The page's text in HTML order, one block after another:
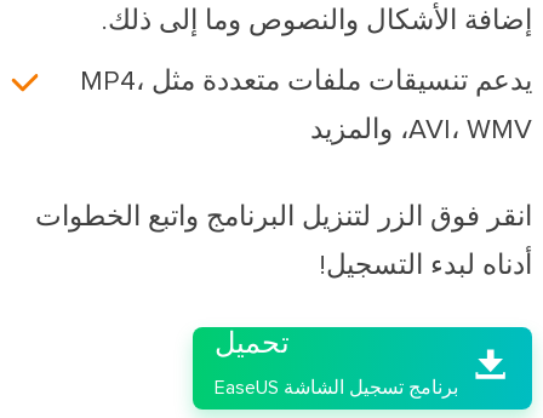
إضافة الأشكال والنصوص وما إلى ذلك.
يدعم تنسيقات ملفات متعددة مثل MP4،
AVI، WMV، والمزيد
انقر فوق الزر لتنزيل البرنامج واتبع الخطوات
أدناه لبدء التسجيل!


تحميل
برنامج تسجيل الشاشة EaseUS